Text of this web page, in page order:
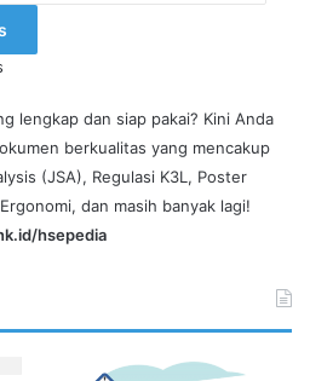
lengkap dan siap pakai? Kini Anda
berkualitas yang mencakup
(JSA), Regulasi K3L, Poster
dan masih banyak lagi!
hsepedia